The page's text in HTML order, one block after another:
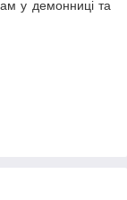
у демонниці та